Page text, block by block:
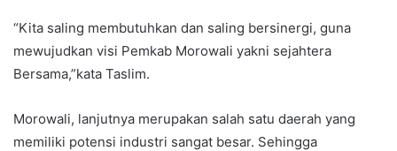
“Kita saling membutuhkan dan saling bersinergi, guna
mewujudkan visi Pemkab Morowali yakni sejahtera
Bersama,”kata Taslim.
Morowali, lanjutnya merupakan salah satu daerah yang
memiliki potensi industri sangat besar. Sehingga